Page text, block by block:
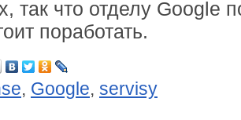
так что отделу Google
поработать.
, Google, servisy